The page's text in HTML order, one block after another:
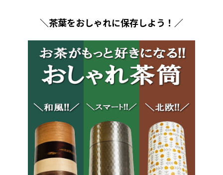
＼茶葉をおしゃれに保存しよう！／